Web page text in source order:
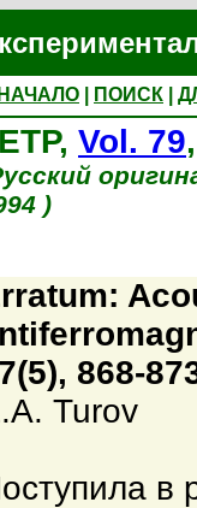
НАЧАЛО ПОИСК
Vol. 79
)
868-
Turov
в